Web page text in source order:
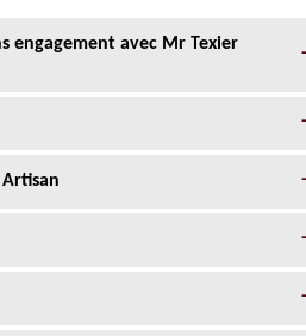
engagement avec Mr Texier